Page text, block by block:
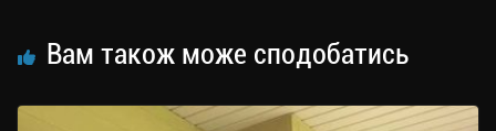
Вам також може сподобатись